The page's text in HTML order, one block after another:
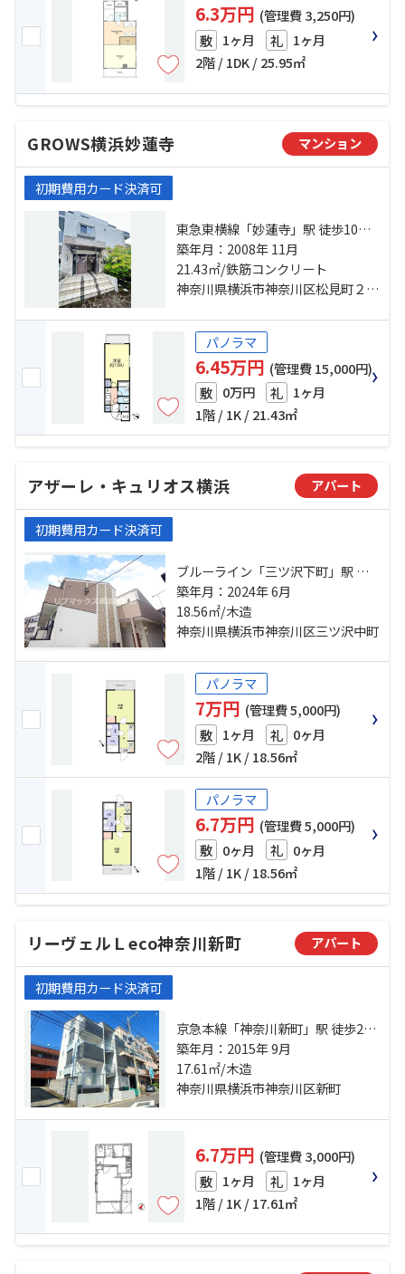
6.3万円 (管理費 3,250円)
敷 1ヶ月 礼 1ヶ月
2階 / 1DK / 25.95㎡
GROWS横浜妙蓮寺 マンション
初期費用カード決済可
東急東横線「妙蓮寺」駅 徒歩10分
横浜線「大口」駅 徒歩14分 横浜線
「菊名」駅 徒歩23分
築年月：2008年 11月
21.43㎡/鉄筋コンクリート
神奈川県横浜市神奈川区松見町２丁目
パノラマ
6.45万円 (管理費 15,000円)
敷 0万円 礼 1ヶ月
1階 / 1K / 21.43㎡
アザーレ・キュリオス横浜 アパート
初期費用カード決済可
ブルーライン「三ツ沢下町」駅 徒
歩7分 ブルーライン「三ツ沢上町」
駅 徒歩13分 東急東横線「横浜」
駅 バス20分 グリーンヒル三ツ沢 停
築年月：2024年 6月
18.56㎡/木造
神奈川県横浜市神奈川区三ツ沢中町
パノラマ
7万円 (管理費 5,000円)
敷 1ヶ月 礼 0ヶ月
2階 / 1K / 18.56㎡
パノラマ
6.7万円 (管理費 5,000円)
敷 0ヶ月 礼 0ヶ月
1階 / 1K / 18.56㎡
リーヴェルＬeco神奈川新町 アパート
初期費用カード決済可
京急本線「神奈川新町」駅 徒歩2分
京急本線「京急東神奈川」駅 徒歩7
分 京浜東北線「東神奈川」駅 徒歩9
分
築年月：2015年 9月
17.61㎡/木造
神奈川県横浜市神奈川区新町
6.7万円 (管理費 3,000円)
敷 1ヶ月 礼 1ヶ月
1階 / 1K / 17.61㎡